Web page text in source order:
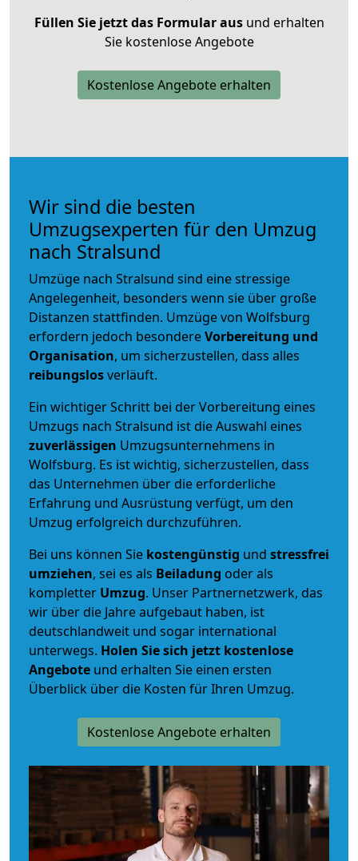
Füllen Sie jetzt das Formular ausund erhalten
Sie kostenlose Angebote
Kostenlose Angebote erhalten
Wir sind die besten
Umzugsexperten für den Umzug
nach Stralsund
Umzüge nach Stralsund sind eine stressige
Angelegenheit, besonders wenn sie über große
Distanzen stattfinden. Umzüge von Wolfsburg
erfordern jedoch besondereVorbereitung und
Organisation, um sicherzustellen, dass alles
reibungslosverläuft.
Ein wichtiger Schritt bei der Vorbereitung eines
Umzugs nach Stralsund ist die Auswahl eines
zuverlässigen Umzugsunternehmens in
Wolfsburg. Es ist wichtig, sicherzustellen, dass
das Unternehmen über die erforderliche
Erfahrung und Ausrüstung verfügt, um den
Umzug erfolgreich durchzuführen.
Bei uns können Sie kostengünstig und stressfrei
umziehen, sei es als Beiladung oder als
kompletter Umzug. Unser Partnernetzwerk, das
wir über die Jahre aufgebaut haben, ist
deutschlandweit und sogar international
unterwegs. Holen Sie sich jetzt kostenlose
Angebote und erhalten Sie einen ersten
Überblick über die Kosten für Ihren Umzug.
Kostenlose Angebote erhalten